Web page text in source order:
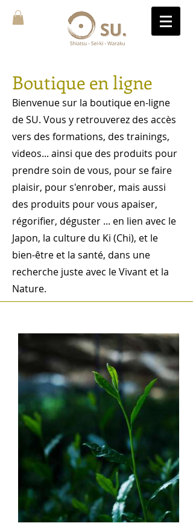
Boutique en ligne
Bienvenue sur la boutique en-ligne
de SU. Vous y retrouverez des accès
vers des formations, des trainings,
videos... ainsi que des produits pour
prendre soin de vous, pour se faire
plaisir, pour s'enrober, mais aussi
des produits pour vous apaiser,
régorifier, déguster ... en lien avec le
Japon, la culture du Ki (Chi), et le
bien-être et la santé, dans une
recherche juste avec le Vivant et la
Nature.